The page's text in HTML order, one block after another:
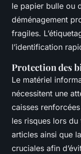
le papier bulle ou
déménagement
fragiles.
l’identification
Protection des
Le matériel
nécessitent une
caisses
les risques lors du
articles ainsi que
cruciales afin